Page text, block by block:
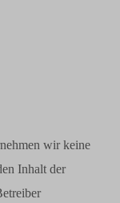
wir keine
Inhalt der